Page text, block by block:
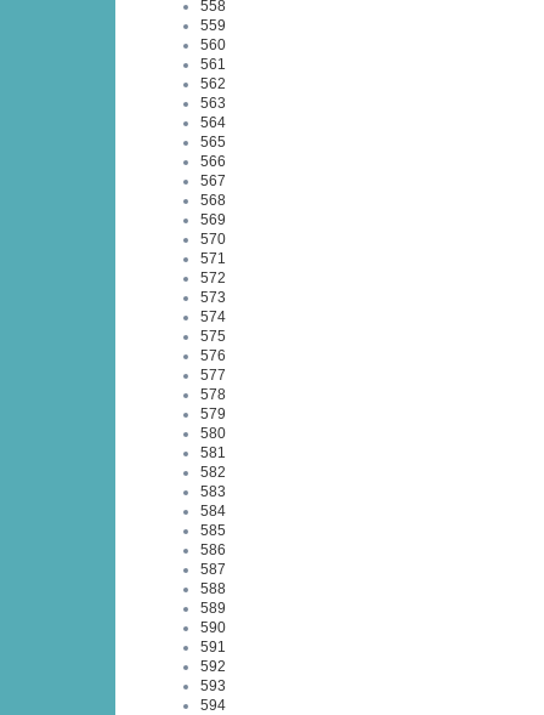
558
559
560
561
562
563
564
565
566
567
568
569
570
571
572
573
574
575
576
577
578
579
580
581
582
583
584
585
586
587
588
589
590
591
592
593
594